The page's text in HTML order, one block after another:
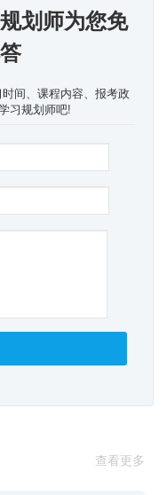
划师为您免
间、课程内容、报考政
习规划师吧!
查看更多